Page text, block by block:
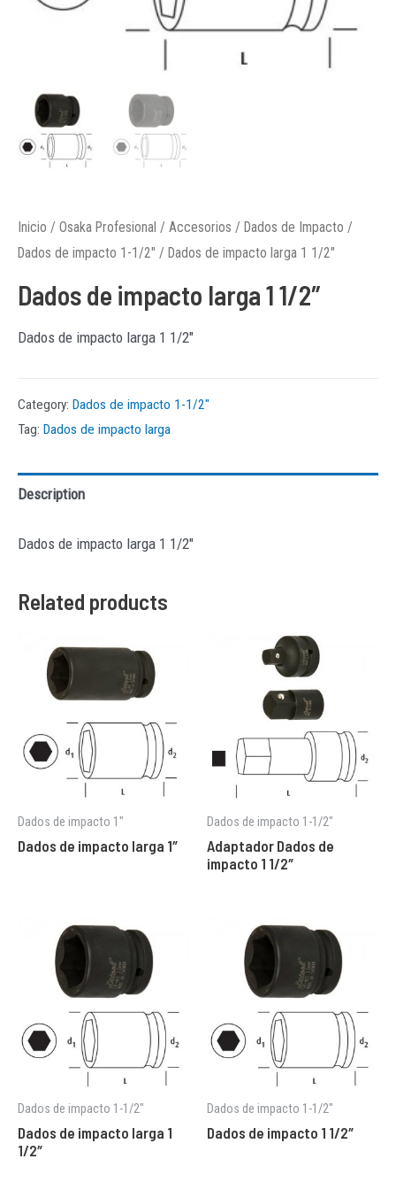
Inicio / Osaka Profesional / Accesorios / Dados de Impacto /
Dados de impacto 1-1/2" / Dados de impacto larga 1 1/2″
Dados de impacto larga 1 1/2″
Dados de impacto larga 1 1/2″
Category: Dados de impacto 1-1/2"
Tag: Dados de impacto larga
Description
Dados de impacto larga 1 1/2″
Related products
Dados de impacto 1"
Dados de impacto larga 1″
Dados de impacto 1-1/2"
Adaptador Dados de
impacto 1 1/2″
Dados de impacto 1-1/2"
Dados de impacto larga 1
1/2″
Dados de impacto 1-1/2"
Dados de impacto 1 1/2″